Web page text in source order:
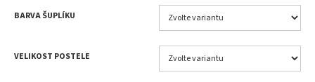
BARVA ŠUPLÍKU
VELIKOST POSTELE